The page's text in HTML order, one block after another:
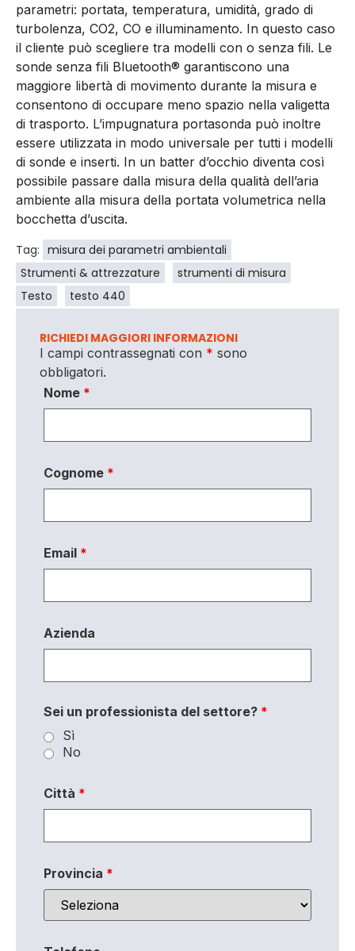
parametri: portata, temperatura, umidità, grado di
turbolenza, CO2, CO e illuminamento. In questo caso
il cliente può scegliere tra modelli con o senza fili. Le
sonde senza fili Bluetooth® garantiscono una
maggiore libertà di movimento durante la misura e
consentono di occupare meno spazio nella valigetta
di trasporto. L’impugnatura portasonda può inoltre
essere utilizzata in modo universale per tutti i modelli
di sonde e inserti. In un batter d’occhio diventa così
possibile passare dalla misura della qualità dell’aria
ambiente alla misura della portata volumetrica nella
bocchetta d’uscita.
Tag: misura dei parametri ambientali
Strumenti & attrezzature
strumenti di misura
Testo
testo 440
RICHIEDI MAGGIORI INFORMAZIONI
I campi contrassegnati con * sono
obbligatori.
Nome *
Cognome *
Email *
Azienda
Sei un professionista del settore? *
Sì
No
Città *
Provincia *